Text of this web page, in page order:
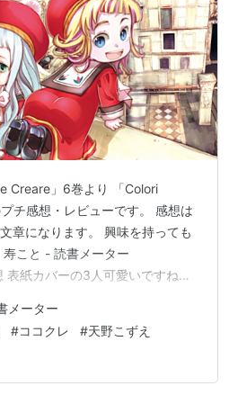
Creare」6巻より 「Colori
チ感想・レビューです。 感想は
章になります。 興味を持っても
こと - 読書メーター
紙カバーの3人可愛いですね。
色々な初めてがあって楽しそ
と大人の出番が薄れるかと思い
ノさんにも話があってよかっ
ジーノさんの手つきが優しい。
メーター
#ココクレ #天野こずえ